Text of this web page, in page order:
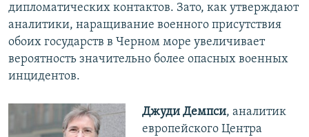
дипломатических контактов. Зато, как утверждают
аналитики, наращивание военного присутствия
обоих государств в Черном море увеличивает
вероятность значительно более опасных военных
инцидентов.
Джуди Демпси, аналитик
европейского Центра